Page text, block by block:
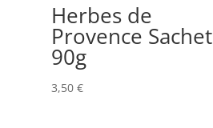
Herbes de
Provence Sachet
90g
3,50€